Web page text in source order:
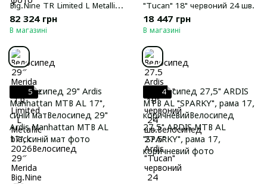
Big.Nine TR Limited L Metallic
black 2026
82 324 грн
В магазині
"Tucan" 18" червоний 24 шв.
18 447 грн
В магазині
5 4